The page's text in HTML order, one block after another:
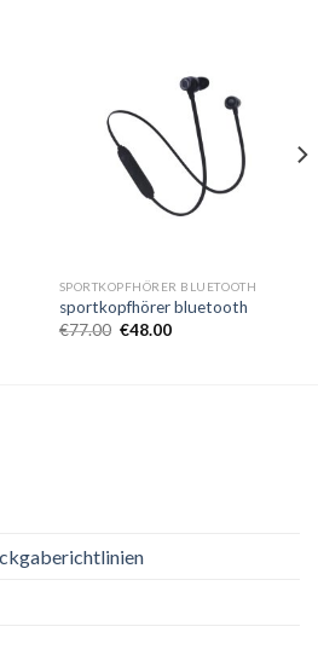
SPORTKOPFHÖRER BLUETOOTH
sportkopfhörer bluetooth
€77.00 €48.00